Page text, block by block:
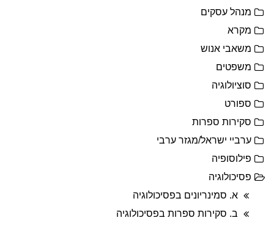
מנהל עסקים
מקרא
משאבי אנוש
משפטים
סוציולוגיה
ספורט
סקירות ספרות
ערביי ישראל/מגזר ערבי
פילוסופיה
פסיכולוגיה
א. סמינריונים בפסיכולוגיה
ב. סקירות ספרות בפסיכולוגיה